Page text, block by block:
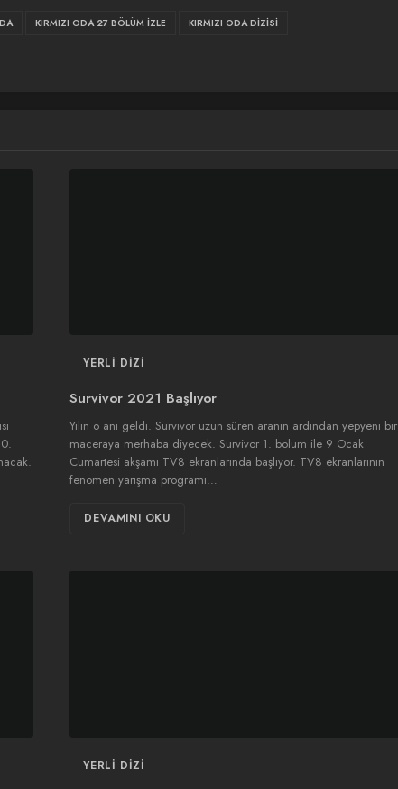
KIRMIZI ODA 27 BÖLÜM İZLE
KIRMIZI ODA DIZISI
YERLI DIZI
Survivor 2021 Başlıyor
Yılın o anı geldi. Survivor uzun süren aranın ardından yepyeni bir
maceraya merhaba diyecek. Survivor 1. bölüm ile 9 Ocak
Cumartesi akşamı TV8 ekranlarında başlıyor. TV8 ekranlarının
fenomen yarışma programı…
DEVAMINI OKU
YERLI DIZI